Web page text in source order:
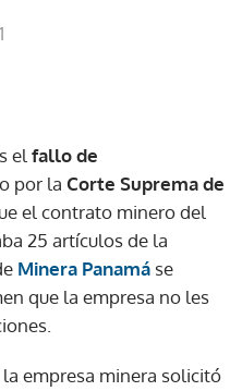
el fallo de
por la Corte Suprema de
el contrato minero del
25 artículos de la
Minera Panamá se
que la empresa no les
empresa minera solicitó